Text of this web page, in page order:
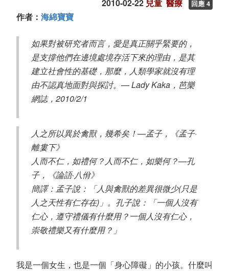
2010-02-22 兒童 醫療 回應 4
作者： 海綿寶寶
如果對被研究者而言，愛是真正關乎緊要的，
是支撐他們在邊境處境存活下來的理由，是其
建立社會性的基礎，那麼，人類學家就沒有理
由不認真地面對與探討。— Lady Kaka，芭樂
網誌，2010/2/1
人之所以異於禽獸，幾希矣！—孟子，《孟子·
離婁下》
人而不仁，如禮何？人而不仁，如樂何？—孔
子，《論語·八佾》
簡譯：孟子說：「人與禽獸的差異很微少(只是
人之天性有仁存在)」。孔子說：「一個人沒有
仁心，遵守禮儀有什麼用？一個人沒有仁心，
崇敬禮樂又有什麼用？」
我是一個女生，也是一個「身心障礙」的小孩。什麼叫